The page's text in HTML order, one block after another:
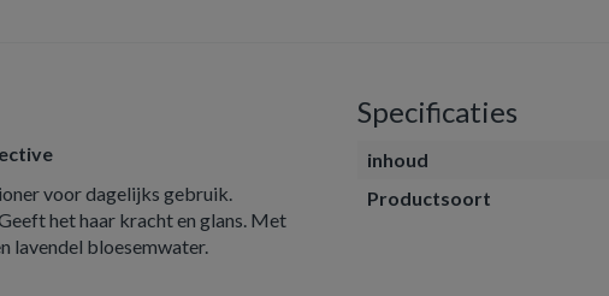
voor dagelijks gebruik.
het haar kracht en glans. Met
lavendel bloesemwater.
Specificaties
inhoud
Productsoort